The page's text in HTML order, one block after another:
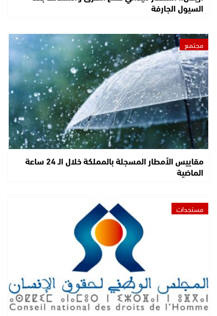
السيول الجارفة
مجتمع
مقاييس الأمطار المسجلة بالمملكة خلال الـ 24 ساعة
الماضية
مستجدات